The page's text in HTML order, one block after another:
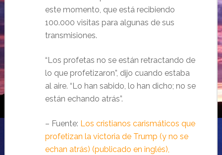
este momento, que está recibiendo
100.000 visitas para algunas de sus
transmisiones.
“Los profetas no se están retractando de
lo que profetizaron”, dijo cuando estaba
al aire. “Lo han sabido, lo han dicho; no se
están echando atrás”.
– Fuente: Los cristianos carismáticos que
profetizan la victoria de Trump (y no se
echan atrás) (publicado en inglés),